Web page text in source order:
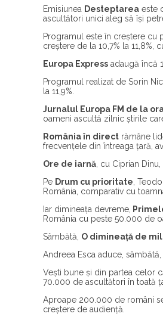
Emisiunea Desteptarea este
ascultători unici aleg să își
Programul este în creștere cu
creștere de la 10,7% la
Europa Express adaugă încă
Programul realizat de Sorin
la 11,9%.
Jurnalul Europa FM de la
oameni ascultă zilnic știrile
România în direct rămâne
frecvențele din întreaga țară,
Ore de iarnă, cu Ciprian
Pe Drum cu prioritate,
România, comparativ cu
Iar dimineața devreme,
România cu peste 50.000 de
Sâmbătă, O dimineață de
Andreea Esca aduce, sâmbătă,
Vești bune și din partea celor
70.000 de ascultători în toată
Aproape 200.000 de români
creștere de audiență.